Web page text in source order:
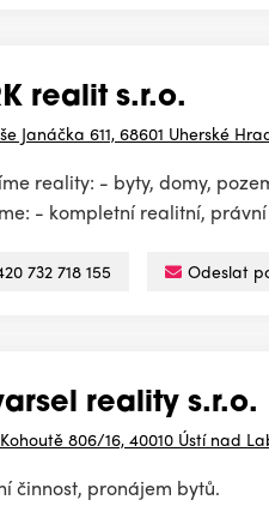
realit s.r.o.
Janáčka 611, 68601 Uherské
reality: - byty, domy,
- kompletní realitní,
732 718 155 Odeslat
reality s.r.o.
806/16, 40010 Ústí nad
činnost, pronájem bytů.